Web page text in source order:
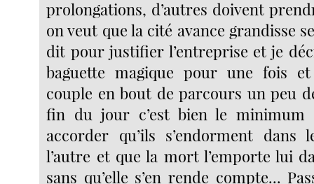
prolongations, d’autres doivent
on veut que la cité avance grandisse
dit pour justifier l’entreprise et je
baguette magique pour une fois
couple en bout de parcours un peu
fin du jour c’est bien le minimum
accorder qu’ils s’endorment dans
l’autre et que la mort l’emporte lui
sans qu’elle s’en rende compte...